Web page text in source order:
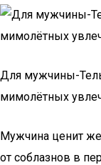
Для мужчины-
мимолётных
Мужчина ценит
от соблазнов в